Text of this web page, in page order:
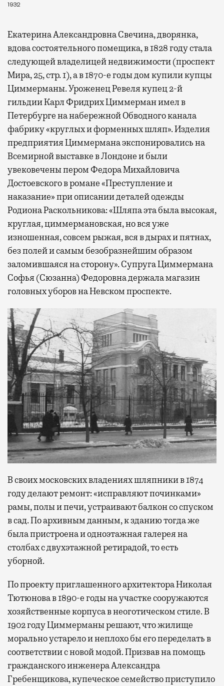
1932
Екатерина Александровна Свечина, дворянка,
вдова состоятельного помещика, в 1828 году стала
следующей владелицей недвижимости (проспект
Мира, 25, стр. 1), а в 1870-е годы дом купили купцы
Циммерманы. Уроженец Ревеля купец 2-й
гильдии Карл Фридрих Циммерман имел в
Петербурге на набережной Обводного канала
фабрику «круглых и форменных шляп». Изделия
предприятия Циммермана экспонировались на
Всемирной выставке в Лондоне и были
увековечены пером Федора Михайловича
Достоевского в романе «Преступление и
наказание» при описании деталей одежды
Родиона Раскольникова: «Шляпа эта была высокая,
круглая, циммермановская, но вся уже
изношенная, совсем рыжая, вся в дырах и пятнах,
без полей и самым безобразнейшим образом
заломившаяся на сторону». Супруга Циммермана
Софья (Сюзанна) Федоровна держала магазин
головных уборов на Невском проспекте.
В своих московских владениях шляпники в 1874
году делают ремонт: «исправляют починками»
рамы, полы и печи, устраивают балкон со спуском
в сад. По архивным данным, к зданию тогда же
была пристроена и одноэтажная галерея на
столбах с двухэтажной ретирадой, то есть
уборной.
По проекту приглашенного архитектора Николая
Тютюнова в 1890-е годы на участке сооружаются
хозяйственные корпуса в неоготическом стиле. В
1902 году Циммерманы решают, что жилище
морально устарело и неплохо бы его переделать в
соответствии с новой модой. Призвав на помощь
гражданского инженера Александра
Гребенщикова, купеческое семейство приступило